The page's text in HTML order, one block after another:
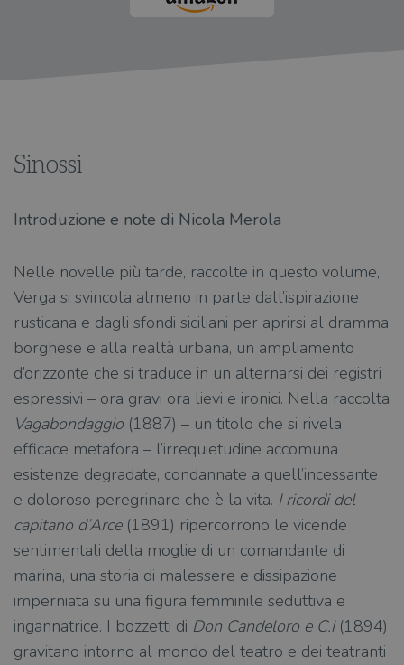
Sinossi
Introduzione e note di Nicola Merola
Nelle novelle più tarde, raccolte in questo volume,
Verga si svincola almeno in parte dall’ispirazione
rusticana e dagli sfondi siciliani per aprirsi al dramma
borghese e alla realtà urbana, un ampliamento
d’orizzonte che si traduce in un alternarsi dei registri
espressivi – ora gravi ora lievi e ironici. Nella raccolta
Vagabondaggio (1887) – un titolo che si rivela
efficace metafora – l’irrequietudine accomuna
esistenze degradate, condannate a quell’incessante
e doloroso peregrinare che è la vita. I ricordi del
capitano d’Arce(1891) ripercorrono le vicende
sentimentali della moglie di un comandante di
marina, una storia di malessere e dissipazione
imperniata su una figura femminile seduttiva e
ingannatrice. I bozzetti di Don Candeloro e C.i (1894)
gravitano intorno al mondo del teatro e dei teatranti